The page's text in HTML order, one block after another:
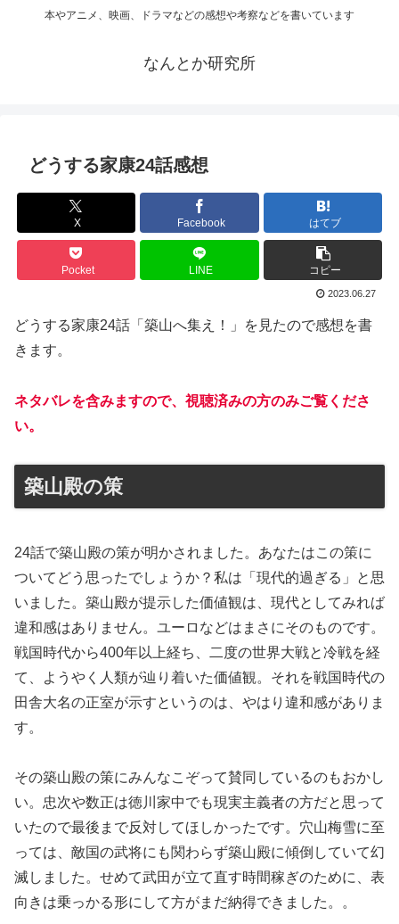
本やアニメ、映画、ドラマなどの感想や考察などを書いています
なんとか研究所
どうする家康24話感想
X Facebook はてブ
Pocket LINE コピー
2023.06.27
どうする家康24話「築山へ集え！」を見たので感想を書
きます。
ネタバレを含みますので、視聴済みの方のみご覧くださ
い。
築山殿の策
24話で築山殿の策が明かされました。あなたはこの策に
ついてどう思ったでしょうか？私は「現代的過ぎる」と思
いました。築山殿が提示した価値観は、現代としてみれば
違和感はありません。ユーロなどはまさにそのものです。
戦国時代から400年以上経ち、二度の世界大戦と冷戦を経
て、ようやく人類が辿り着いた価値観。それを戦国時代の
田舎大名の正室が示すというのは、やはり違和感がありま
す。
その築山殿の策にみんなこぞって賛同しているのもおかし
い。忠次や数正は徳川家中でも現実主義者の方だと思って
いたので最後まで反対してほしかったです。穴山梅雪に至
っては、敵国の武将にも関わらず築山殿に傾倒していて幻
滅しました。せめて武田が立て直す時間稼ぎのために、表
向きは乗っかる形にして方がまだ納得できました。。